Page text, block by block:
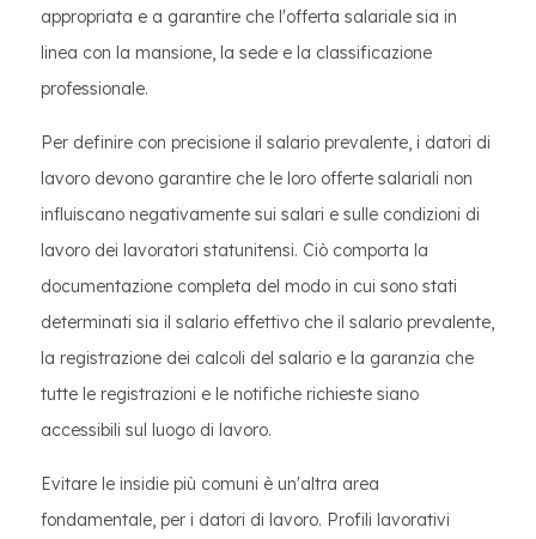
appropriata e a garantire che l'offerta salariale sia in
linea con la mansione, la sede e la classificazione
professionale.
Per definire con precisione il salario prevalente, i datori di
lavoro devono garantire che le loro offerte salariali non
influiscano negativamente sui salari e sulle condizioni di
lavoro dei lavoratori statunitensi. Ciò comporta la
documentazione completa del modo in cui sono stati
determinati sia il salario effettivo che il salario prevalente,
la registrazione dei calcoli del salario e la garanzia che
tutte le registrazioni e le notifiche richieste siano
accessibili sul luogo di lavoro.
Evitare le insidie più comuni è un'altra area
fondamentale, per i datori di lavoro. Profili lavorativi